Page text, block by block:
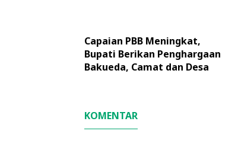
Capaian PBB Meningkat,
Bupati Berikan Penghargaan
Bakueda, Camat dan Desa
KOMENTAR